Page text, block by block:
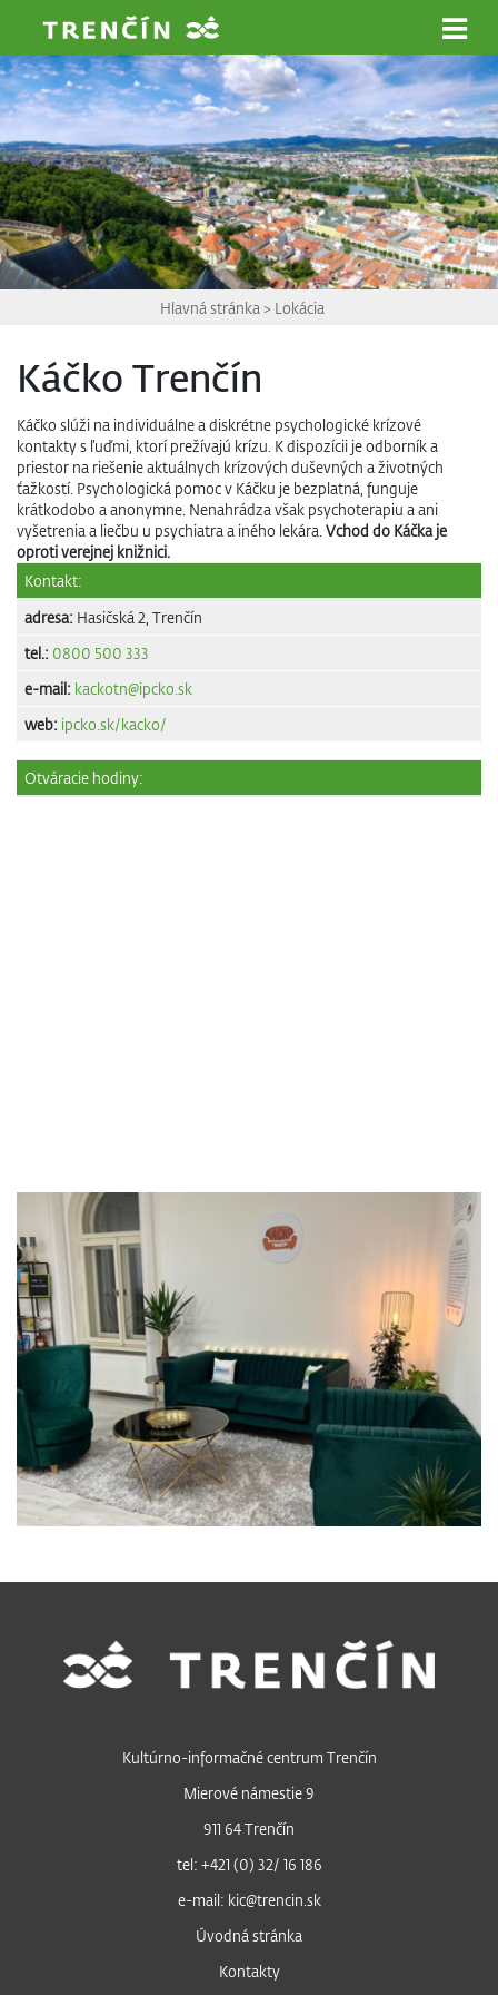
Hlavná stránka > Lokácia
Káčko Trenčín
Káčko slúži na individuálne a diskrétne psychologické krízové
kontakty s ľuďmi, ktorí prežívajú krízu. K dispozícii je odborník a
priestor na riešenie aktuálnych krízových duševných a životných
ťažkostí. Psychologická pomoc v Káčku je bezplatná, funguje
krátkodobo a anonymne. Nenahrádza však psychoterapiu a ani
vyšetrenia a liečbu u psychiatra a iného lekára. Vchod do Káčka je
oproti verejnej knižnici.
Kontakt:
adresa: Hasičská 2, Trenčín
tel.: 0800 500 333
e-mail: kackotn@ipcko.sk
web: ipcko.sk/kacko/
Otváracie hodiny:
Kultúrno-informačné centrum Trenčín
Mierové námestie 9
911 64 Trenčín
tel: +421 (0) 32/ 16 186
e-mail: kic@trencin.sk
Úvodná stránka
Kontakty